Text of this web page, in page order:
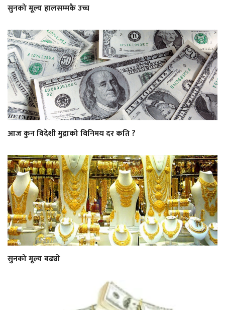
सुनको मूल्य हालसम्मकै उच्च
आज कुन विदेशी मुद्राको विनिमय दर कति ?
सुनको मूल्य बढ्यो